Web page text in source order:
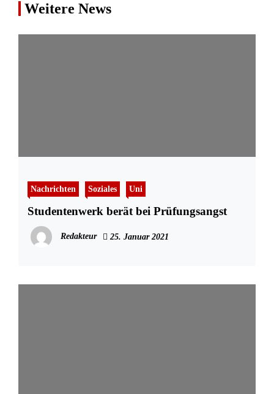
Weitere News
Nachrichten Soziales Uni
Studentenwerk berät bei Prüfungsangst
Redakteur 25. Januar 2021